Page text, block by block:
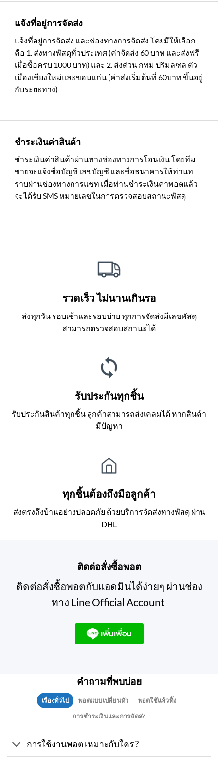
แจ้งที่อยู่การจัดส่ง
แจ้งที่อยู่การจัดส่ง และช่องทางการจัดส่ง โดยมีให้เลือก
คือ 1. ส่งทางพัสดุทั่วประเทศ (ค่าจัดส่ง 60 บาท และส่งฟรี
เมื่อซื้อครบ 1000 บาท) และ 2. ส่งด่วน กทม ปริมลฑล ตัว
เมืองเชียงใหม่และขอนแก่น (ค่าส่งเริ่มต้นที่ 60บาท ขึ้นอยู่
กับระยะทาง)
ชำระเงินค่าสินค้า
ชำระเงินค่าสินค้าผ่านทางช่องทางการโอนเงิน โดยทีม
ขายจะแจ้งชื่อบัญชี เลขบัญชี และชื่อธนาคารให้ท่านท
ราบผ่านช่องทางการแชท เมื่อท่านชำระเงินค่าพอตแล้ว
จะได้รับ SMS หมายเลขในการตรวจสอบสถานะพัสดุ
รวดเร็ว ไม่นานเกินรอ
ส่งทุกวัน รอบเช้าและรอบบ่าย ทุกการจัดส่งมีเลขพัสดุ
สามารถตรวจสอบสถานะได้
รับประกันทุกชิ้น
รับประกันสินค้าทุกชิ้น ลูกค้าสามารถส่งเคลมได้ หากสินค้า
มีปัญหา
ทุกชิ้นต้องถึงมือลูกค้า
ส่งตรงถึงบ้านอย่างปลอดภัย ด้วยบริการจัดส่งทางพัสดุ ผ่าน
DHL
ติดต่อสั่งซื้อพอต
ติดต่อสั่งซื้อพอตกับแอดมินได้ง่ายๆ ผ่านช่อง
ทาง Line Official Account
คำถามที่พบบ่อย
เรื่องทั่วไป พอตแบบเปลี่ยนหัว
พอตใช้แล้วทิ้ง
การชำระเงินและการจัดส่ง
การใช้งานพอต เหมาะกับใคร ?